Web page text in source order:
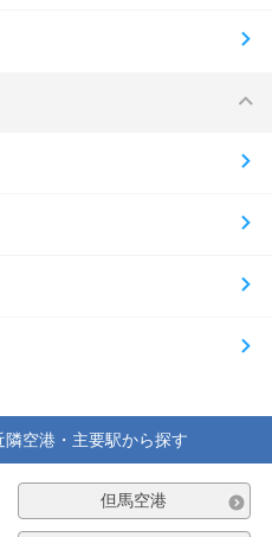
空港・主要駅から探す
但馬空港